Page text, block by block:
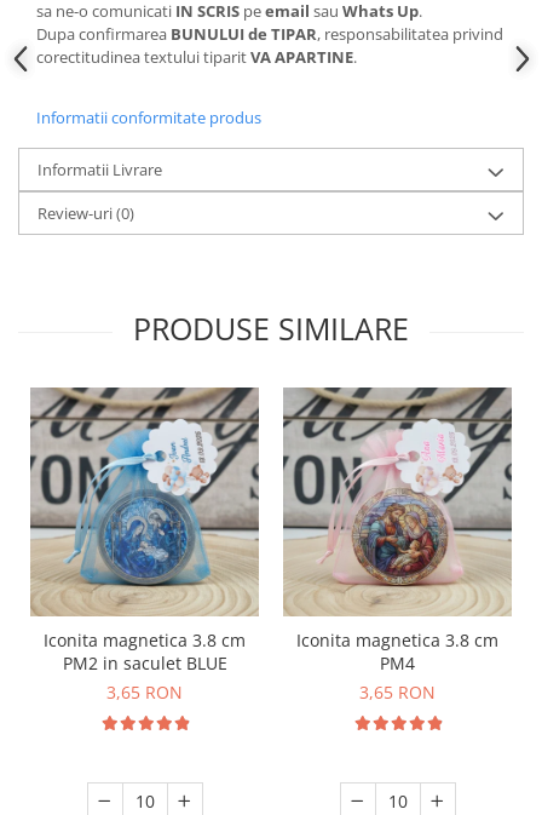
sa ne-o comunicati IN SCRIS peemail sau Whats Up.
Dupa confirmarea BUNULUI de TIPAR, responsabilitatea privind
corectitudinea textului tiparitVA APARTINE.
Informatii conformitate produs
Informatii Livrare
Review-uri(0)
PRODUSE SIMILARE
Iconita magnetica 3.8 cm
PM2 in saculet BLUE
3,65 RON
Iconita magnetica 3.8 cm
PM4
3,65 RON